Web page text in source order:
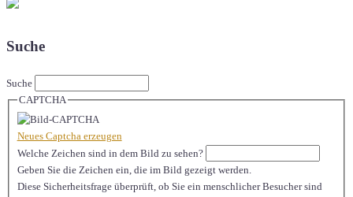
Suche
Suche
CAPTCHA
Neues Captcha erzeugen
Welche Zeichen sind in dem Bild zu sehen?
Geben Sie die Zeichen ein, die im Bild gezeigt werden.
Diese Sicherheitsfrage überprüft, ob Sie ein menschlicher Besucher sind